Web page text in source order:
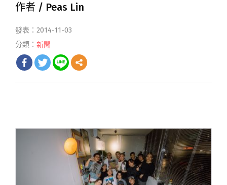
作者 / Peas Lin
發表：2014-11-03
分類： 新聞